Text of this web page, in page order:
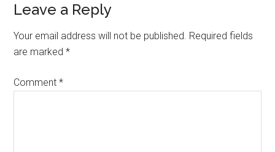
Reader
Interactions
Leave a Reply
Your email address will not be published. Required fields
are marked*
Comment*